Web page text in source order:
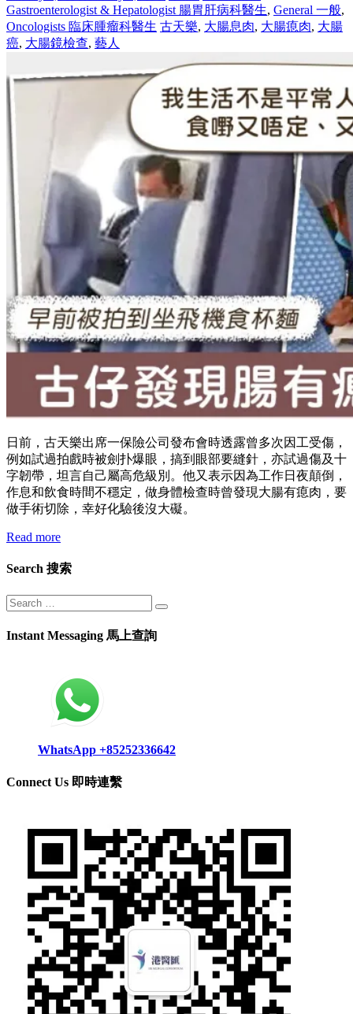
Gastroenterologist & Hepatologist 腸胃肝病科醫生, General 一般,
Oncologists 臨床腫瘤科醫生 古天樂, 大腸息肉, 大腸瘜肉, 大腸
癌, 大腸鏡檢查, 藝人
日前，古天樂出席一保險公司發布會時透露曾多次因工受傷，
例如試過拍戲時被劍扑爆眼，搞到眼部要縫針，亦試過傷及十
字韌帶，坦言自己屬高危級別。他又表示因為工作日夜顛倒，
作息和飲食時間不穩定，做身體檢查時曾發現大腸有瘜肉，要
做手術切除，幸好化驗後沒大礙。
Read more
Search 搜索
Instant Messaging 馬上查詢
WhatsApp +85252336642
Connect Us 即時連繫